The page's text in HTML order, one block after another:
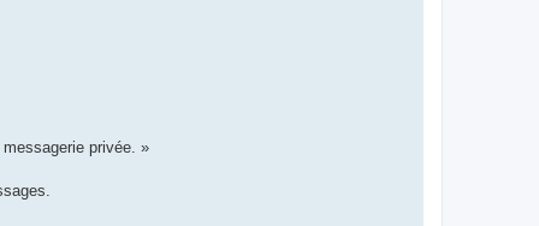
privée. »